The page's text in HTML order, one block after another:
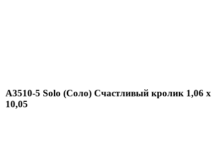
A3510-5 Solo (Соло) Счастливый кролик 1,06 х
10,05